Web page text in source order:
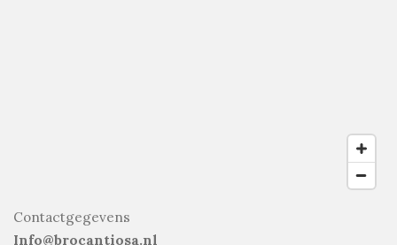
Contactgegevens
Info@brocantiosa.nl